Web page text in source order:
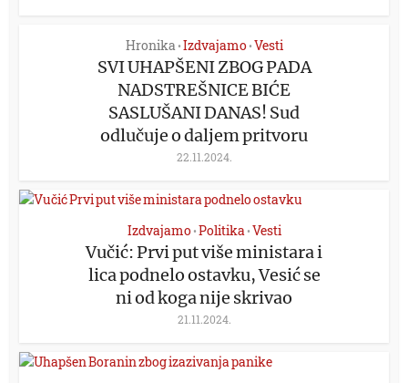
Hronika •Izdvajamo •Vesti
SVI UHAPŠENI ZBOG PADA
NADSTREŠNICE BIĆE
SASLUŠANI DANAS! Sud
odlučuje o daljem pritvoru
22.11.2024.
Izdvajamo •Politika •Vesti
Vučić: Prvi put više ministara i
lica podnelo ostavku, Vesić se
ni od koga nije skrivao
21.11.2024.